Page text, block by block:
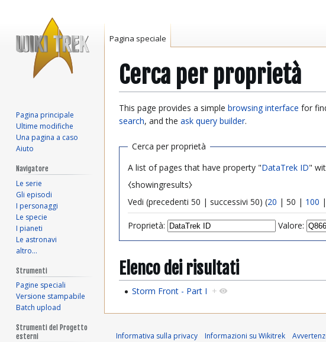
Cerca per proprietà
Vai
alla
Vai
alla
This page provides a simple browsing interface for
search, and the ask query builder.
Cerca per proprietà
A list of pages that have property "DataTrek ID"
⧼showingresults⧽
Vedi (precedenti 50 | successivi 50) (20 | 50 | 100 |
Proprietà: Valore:
Elenco dei risultati
Storm Front - Part I +
Pagina speciale
Pagina principale
Ultime modifiche
Una pagina a caso
Aiuto
Navigatore
Le serie
Gli episodi
I personaggi
Le specie
I pianeti
Le astronavi
altro…
Strumenti
Pagine speciali
Versione stampabile
Batch upload
Strumenti del Progetto
esterni
Informativa sulla privacy Informazioni su Wikitrek